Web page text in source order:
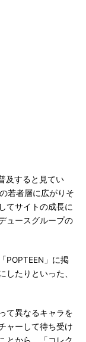
及すると見てい
若者層に広がりそ
てサイトの成長に
ュースグループの
POPTEEN」に掲
したりといった、
て異なるキャラを
ャーして待ち受け